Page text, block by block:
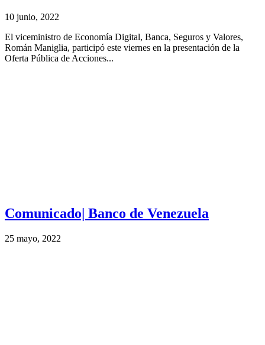
10 junio, 2022
El viceministro de Economía Digital, Banca, Seguros y Valores,
Román Maniglia, participó este viernes en la presentación de la
Oferta Pública de Acciones...
Comunicado| Banco de Venezuela
25 mayo, 2022